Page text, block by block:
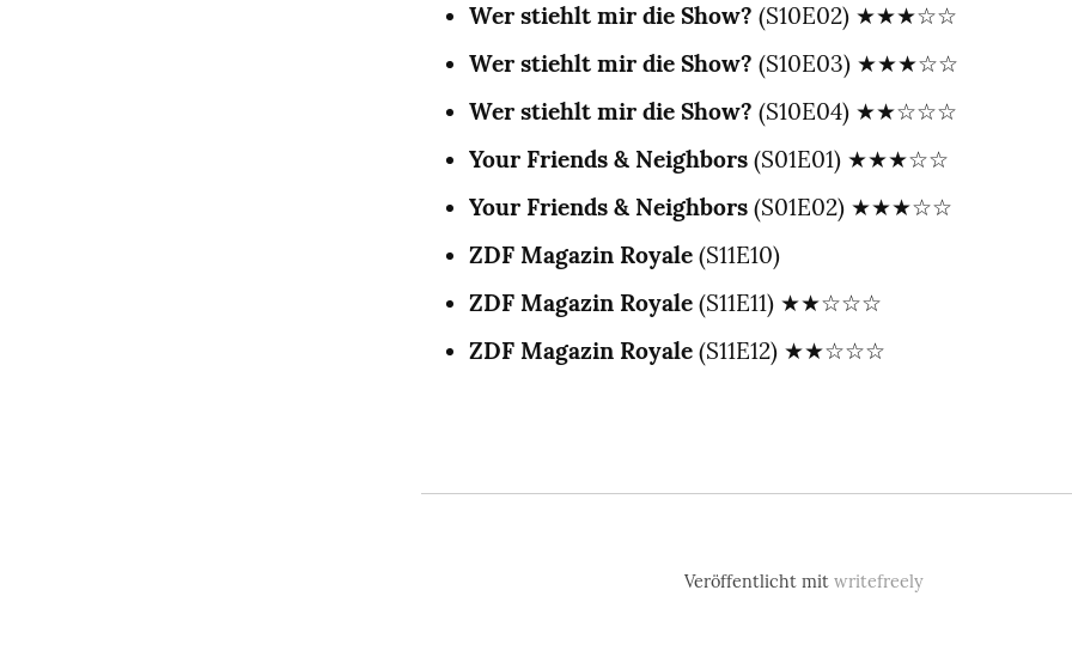
Wer stiehlt mir die Show? (S10E02) ★★★☆☆
Wer stiehlt mir die Show? (S10E03) ★★★☆☆
Wer stiehlt mir die Show? (S10E04) ★★☆☆☆
Your Friends & Neighbors (S01E01) ★★★☆☆
Your Friends & Neighbors (S01E02) ★★★☆☆
ZDF Magazin Royale (S11E10)
ZDF Magazin Royale (S11E11) ★★☆☆☆
ZDF Magazin Royale (S11E12) ★★☆☆☆
Veröffentlicht mit writefreely